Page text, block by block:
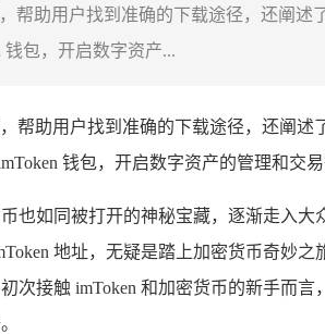
帮助用户找到准确的下载途径，还阐
包，开启数字资产...
帮助用户找到准确的下载途径，还阐
钱包，开启数字资产的管理和交易
也如同被打开的神秘宝藏，逐渐走入大
地址，无疑是踏上加密货币奇妙
接触 imToken 和加密货币的新手而